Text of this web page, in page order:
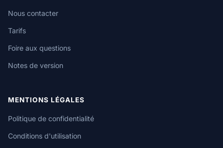
Nous contacter
Tarifs
Foire aux questions
Notes de version
MENTIONS LÉGALES
Politique de confidentialité
Conditions d'utilisation